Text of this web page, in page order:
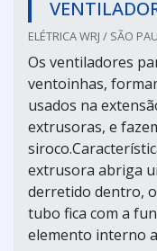
ELÉTRICA WRJ / SÃO
Os ventiladores
ventoinhas,
usados na
extrusoras, e
extrusora abriga
derretido dentro,
tubo fica com a
elemento interno